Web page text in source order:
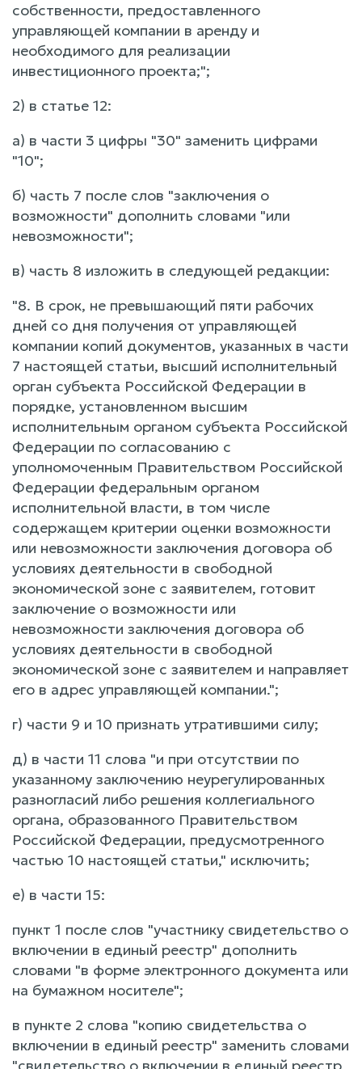
собственности, предоставленного
управляющей компании в аренду и
необходимого для реализации
инвестиционного проекта;";
2) в статье 12:
а) в части 3 цифры "30" заменить цифрами
"10";
б) часть 7 после слов "заключения о
возможности" дополнить словами "или
невозможности";
в) часть 8 изложить в следующей редакции:
"8. В срок, не превышающий пяти рабочих
дней со дня получения от управляющей
компании копий документов, указанных в части
7 настоящей статьи, высший исполнительный
орган субъекта Российской Федерации в
порядке, установленном высшим
исполнительным органом субъекта Российской
Федерации по согласованию с
уполномоченным Правительством Российской
Федерации федеральным органом
исполнительной власти, в том числе
содержащем критерии оценки возможности
или невозможности заключения договора об
условиях деятельности в свободной
экономической зоне с заявителем, готовит
заключение о возможности или
невозможности заключения договора об
условиях деятельности в свободной
экономической зоне с заявителем и направляет
его в адрес управляющей компании.";
г) части 9 и 10 признать утратившими силу;
д) в части 11 слова "и при отсутствии по
указанному заключению неурегулированных
разногласий либо решения коллегиального
органа, образованного Правительством
Российской Федерации, предусмотренного
частью 10 настоящей статьи," исключить;
е) в части 15:
пункт 1 после слов "участнику свидетельство о
включении в единый реестр" дополнить
словами "в форме электронного документа или
на бумажном носителе";
в пункте 2 слова "копию свидетельства о
включении в единый реестр" заменить словами